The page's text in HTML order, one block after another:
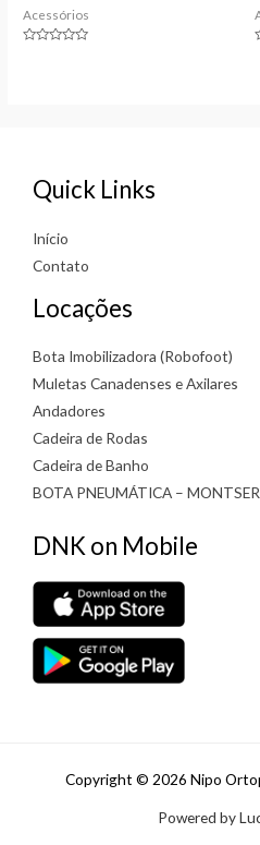
Acessórios
Quick Links
Início
Contato
Locações
Bota Imobilizadora (Robofoot)
Muletas Canadenses e Axilares
Andadores
Cadeira de Rodas
Cadeira de Banho
BOTA PNEUMÁTICA –
DNK on Mobile
Copyright © 2026 Nipo
Powered by